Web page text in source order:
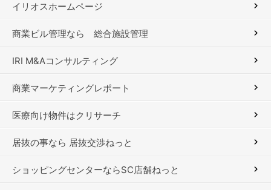
イリオスホームページ
商業ビル管理なら 総合施設管理
IRI M&Aコンサルティング
商業マーケティングレポート
医療向け物件はクリサーチ
居抜の事なら 居抜交渉ねっと
ショッピングセンターならSC店舗ねっと